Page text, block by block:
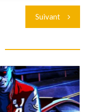
Suivant